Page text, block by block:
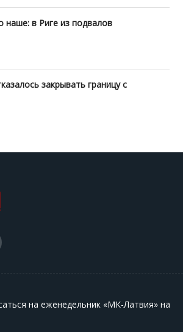
наше: в Риге из подвалов
закрывать границу с
на еженедельник «МК-Латвия» на